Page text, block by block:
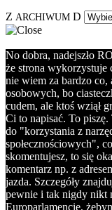
Z ARCHIWUM D
No dobra, nadejszło
że strona wykorzystuje
nie wiem za bardzo co,
osobowych, bo
cudem, ale ktoś wziął
Ci to napisać. To
do "korzystania z
społecznościowych",
skomentujesz, to się
komentarz np. z
jazda. Szczegóły
pewnie i tak nigdy nikt
Europarlamencie,